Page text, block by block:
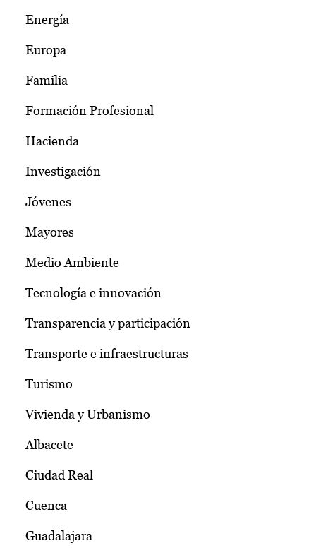
Energía
Europa
Familia
Formación Profesional
Hacienda
Investigación
Jóvenes
Mayores
Medio Ambiente
Tecnología e innovación
Transparencia y participación
Transporte e infraestructuras
Turismo
Vivienda y Urbanismo
Albacete
Ciudad Real
Cuenca
Guadalajara